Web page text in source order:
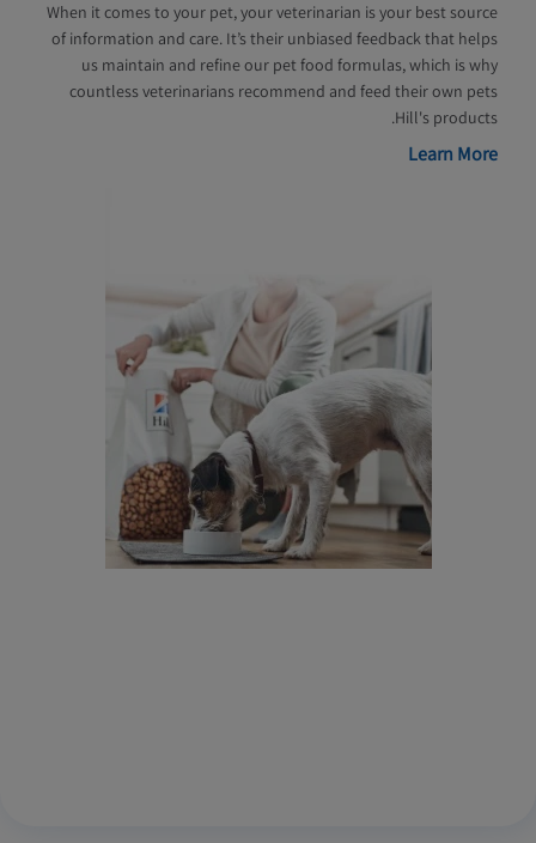
When it comes to your pet, your veterinarian is your best source
of information and care. It’s their unbiased feedback that helps
us maintain and refine our pet food formulas, which is why
countless veterinarians recommend and feed their own pets
Hill's products.
Learn More